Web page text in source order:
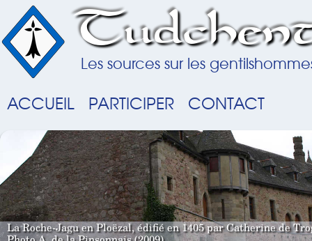
Les sources sur les
ACCUEIL PARTICIPER CONTACT
La Roche-Jagu en Ploëzal, édifié en 1405 par Catherine de